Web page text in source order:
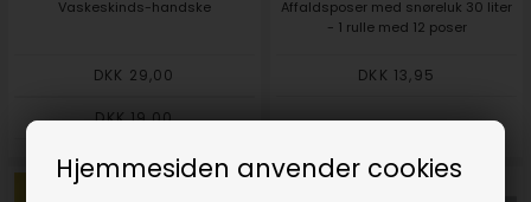
Hjemmesiden anvender cookies
Vaskeskinds-handske
DKK 29,00
DKK 19,00
Affaldsposer med snøreluk 30 liter
- 1 rulle med 12 poser
DKK 13,95